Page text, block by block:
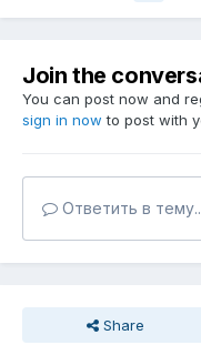
Join the
You can post now and
sign in now to post with
Ответить в
Share